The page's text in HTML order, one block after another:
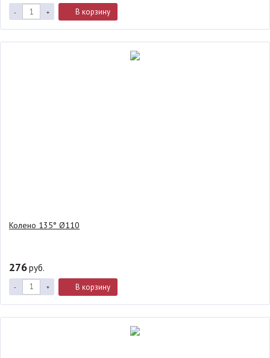
- + В корзину
Колено 135° Ø110
276руб.
- + В корзину